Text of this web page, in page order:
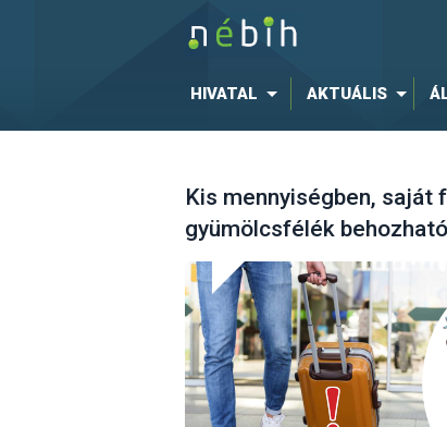
HIVATAL AKTUÁLIS
Kis mennyiségben, saját
gyümölcsfélék